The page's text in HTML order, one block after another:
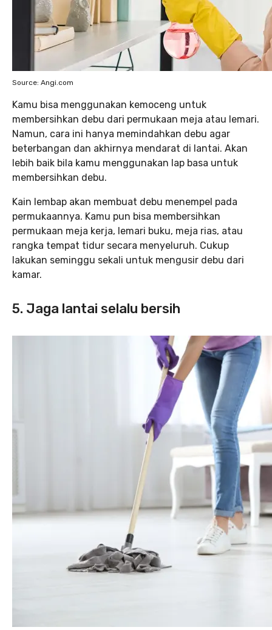
Source: Angi.com
Kamu bisa menggunakan kemoceng untuk
membersihkan debu dari permukaan meja atau lemari.
Namun, cara ini hanya memindahkan debu agar
beterbangan dan akhirnya mendarat di lantai. Akan
lebih baik bila kamu menggunakan lap basa untuk
membersihkan debu.
Kain lembap akan membuat debu menempel pada
permukaannya. Kamu pun bisa membersihkan
permukaan meja kerja, lemari buku, meja rias, atau
rangka tempat tidur secara menyeluruh. Cukup
lakukan seminggu sekali untuk mengusir debu dari
kamar.
5. Jaga lantai selalu bersih